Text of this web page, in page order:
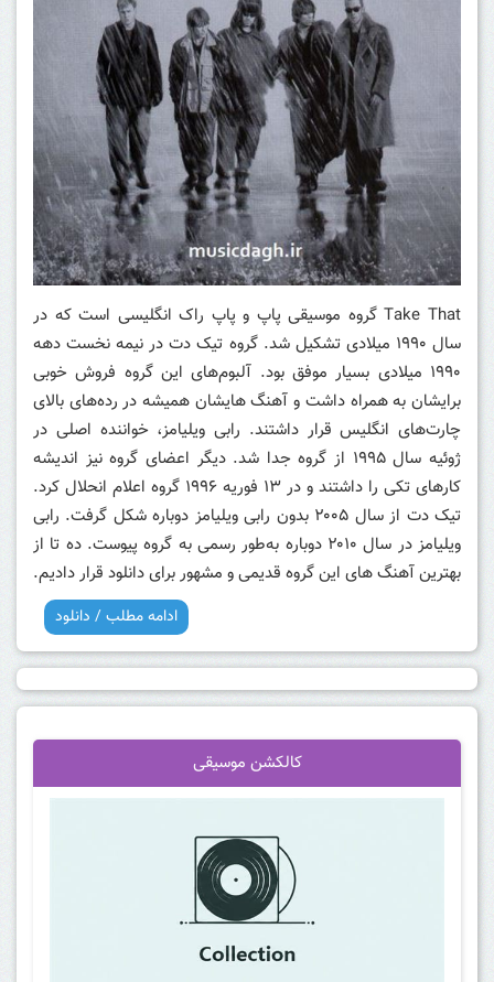
Take That گروه موسیقی پاپ و پاپ راک انگلیسی است که در
سال ۱۹۹۰ میلادی تشکیل شد. گروه تیک دت در نیمه نخست دهه
۱۹۹۰ میلادی بسیار موفق بود. آلبوم‌های این گروه فروش خوبی
برایشان به همراه داشت و آهنگ هایشان همیشه در رده‌های بالای
چارت‌های انگلیس قرار داشتند. رابی ویلیامز، خواننده اصلی در
ژوئیه سال ۱۹۹۵ از گروه جدا شد. دیگر اعضای گروه نیز اندیشه
کارهای تکی را داشتند و در ۱۳ فوریه ۱۹۹۶ گروه اعلام انحلال کرد.
تیک دت از سال ۲۰۰۵ بدون رابی ویلیامز دوباره شکل گرفت. رابی
ویلیامز در سال ۲۰۱۰ دوباره به‌طور رسمی به گروه پیوست. ده تا از
بهترین آهنگ های این گروه قدیمی و مشهور برای دانلود قرار دادیم.
ادامه مطلب / دانلود
کالکشن موسیقی